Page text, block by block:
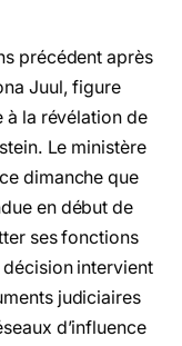
précédent après
Juul, figure
à la révélation de
Le ministère
dimanche que
en début de
ses fonctions
décision intervient
judiciaires
d’influence